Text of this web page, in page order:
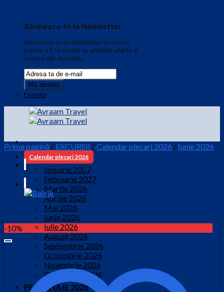
Aboneaza-te la Newsletter
Aboneaza-te la newsletter-ul nostru
pentru a fi la curent cu ultimele oferte si
noutati din domeniu.
Favorite
Calendar plecari 2026
Ianuarie 2027
Februarie 2027
Martie 2026
Aprilie 2026
Mai 2026
Iunie 2026
Iulie 2026
August 2026
Septembrie 2026
Octombrie 2026
Noiembrie 2026
Decembrie 2026
PELERINAJE 2026
Prima pagină / EXCURSII /Calendar plecari 2026 / Iunie 2026
-10%